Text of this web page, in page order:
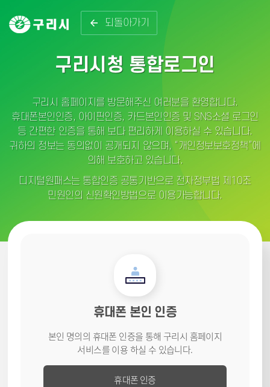
되돌아가기
구리시청 통합로그인
구리시 홈페이지를 방문해주신 여러분을 환영합니다.
휴대폰본인인증, 아이핀인증, 카드본인인증 및 SNS소셜 로그인
등 간편한 인증을 통해 보다 편리하게 이용하실 수 있습니다.
귀하의 정보는 동의없이 공개되지 않으며, “개인정보보호정책”에
의해 보호하고 있습니다.
디지털원패스는 통합인증 공통기반으로 전자정부법 제10조
민원인의 신원확인방법으로 이용가능합니다.
휴대폰 본인 인증
본인 명의의 휴대폰 인증을 통해 구리시 홈페이지
서비스를이용 하실 수 있습니다.
휴대폰 인증